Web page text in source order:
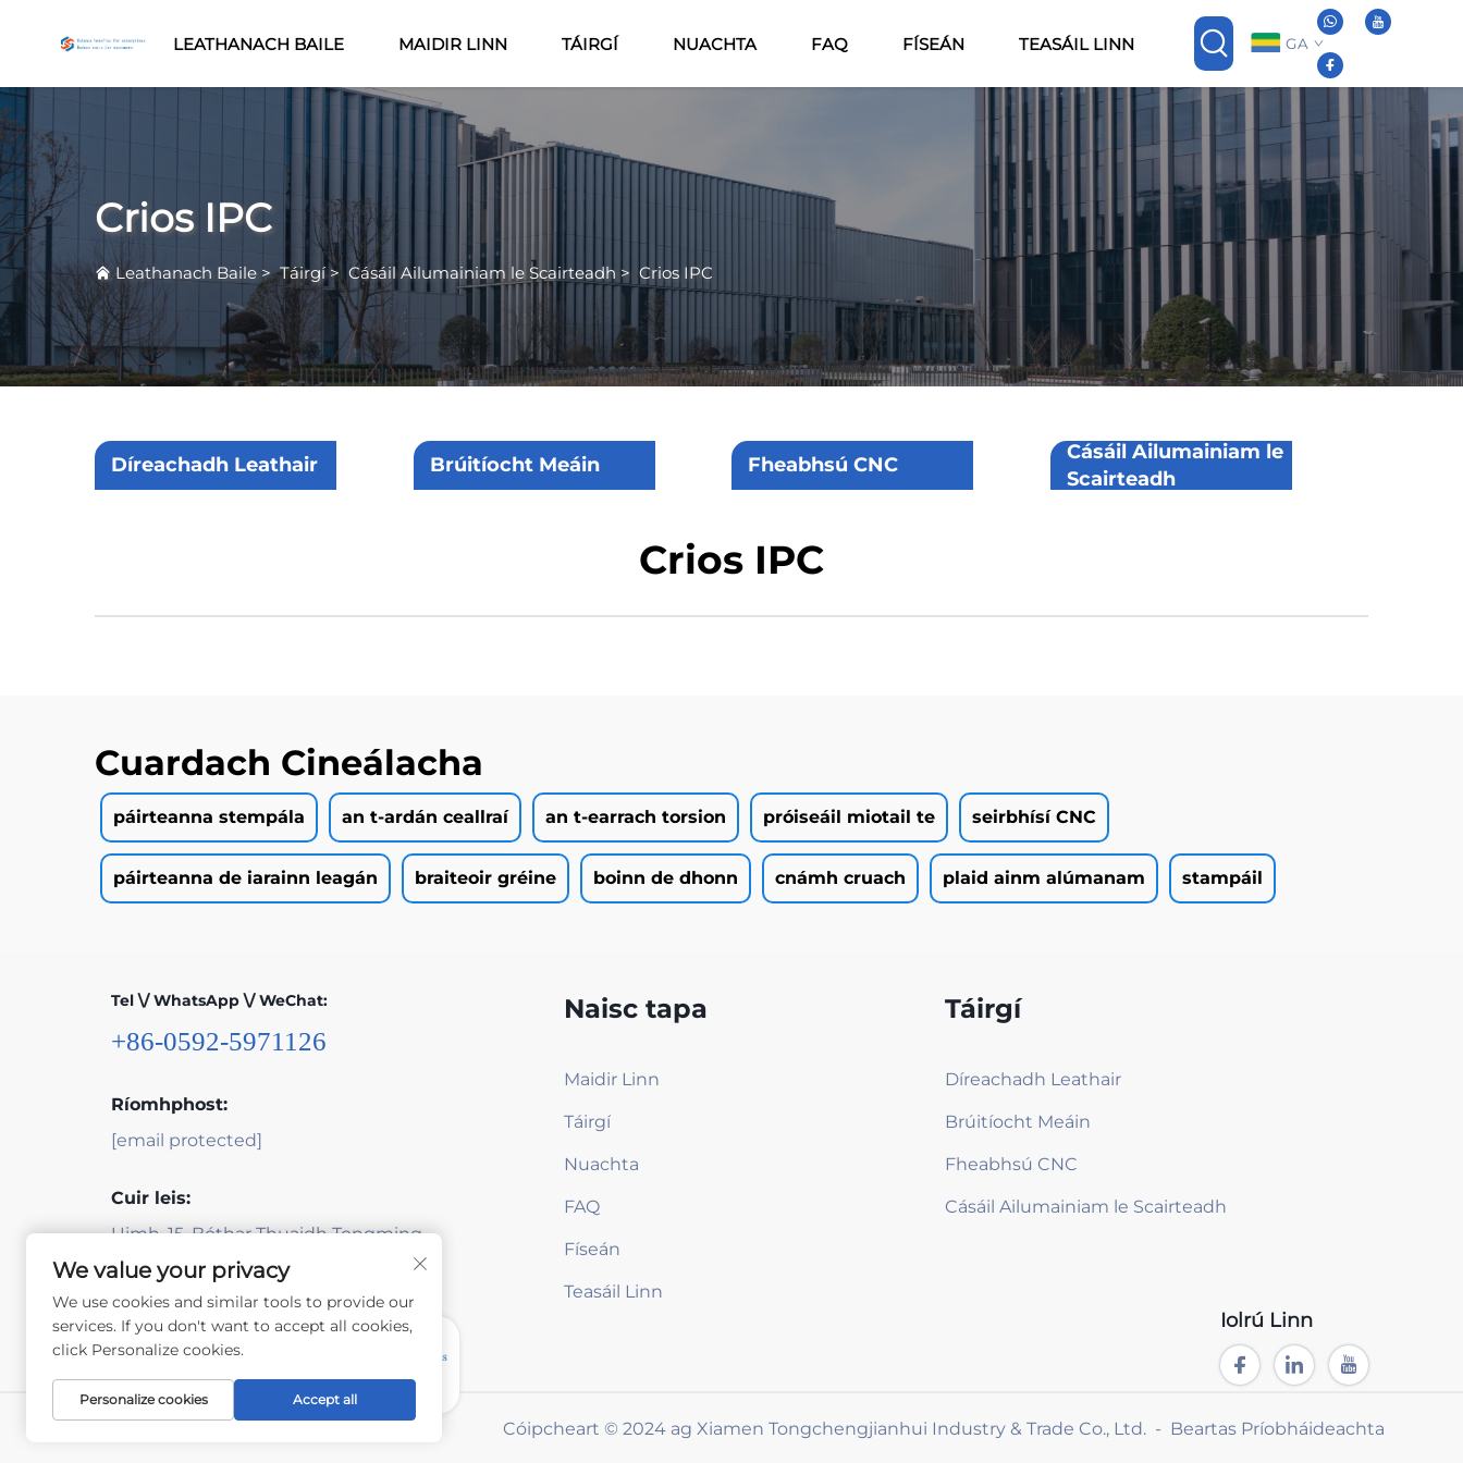
LEATHANACH BAILE MAIDIR LINN TÁIRGÍ NUACHTA FAQ FÍSEÁN TEASÁIL LINN GA
Crios IPC
Leathanach Baile >Táirgí> Cásáil Ailumainiam le Scairteadh > Crios IPC
Díreachadh Leathair Brúitíocht Meáin Fheabhsú CNC
Cásáil Ailumainiam le
Scairteadh
Crios IPC
Cuardach Cineálacha
páirteanna stempála an t-ardán ceallraí an t-earrach torsion próiseáil miotail te seirbhísí CNC
páirteanna de iarainn leagán braiteoir gréine boinn de dhonn cnámh cruach plaid ainm alúmanam stampáil
Tel \/ WhatsApp \/ WeChat:
+86-0592-5971126
Ríomhphost:
[email protected]
Cuir leis:
Uimh. 15, Bóthar Thuaidh Tongming,
Xiamen, Fujian, an tSín
Naisc tapa
Maidir Linn
Táirgí
Nuachta
FAQ
Físeán
Teasáil Linn
Táirgí
Díreachadh Leathair
Brúitíocht Meáin
Fheabhsú CNC
Cásáil Ailumainiam le Scairteadh
Iolrú Linn
Cóipcheart © 2024 ag Xiamen Tongchengjianhui Industry & Trade Co., Ltd. - Beartas Príobháideachta
We value your privacy
We use cookies and similar tools to provide our
services. If you don't want to accept all cookies,
click Personalize cookies.
Personalize cookies Accept all